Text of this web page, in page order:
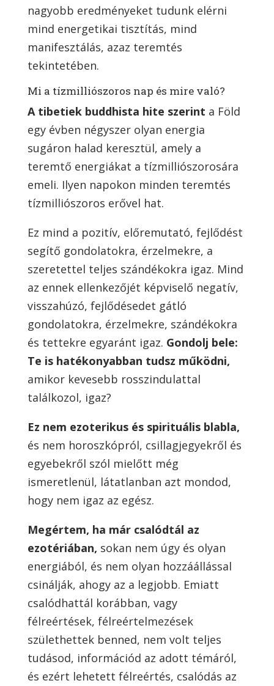
nagyobb eredményeket tudunk elérni
mind energetikai tisztítás, mind
manifesztálás, azaz teremtés
tekintetében.
Mi a tízmilliószoros nap és mire való?
A tibetiek buddhista hite szerint a Föld
egy évben négyszer olyan energia
sugáron halad keresztül, amely a
teremtő energiákat a tízmilliószorosára
emeli. Ilyen napokon minden teremtés
tízmilliószoros erővel hat.
Ez mind a pozitív, előremutató, fejlődést
segítő gondolatokra, érzelmekre, a
szeretettel teljes szándékokra igaz. Mind
az ennek ellenkezőjét képviselő negatív,
visszahúzó, fejlődésedet gátló
gondolatokra, érzelmekre, szándékokra
és tettekre egyaránt igaz. Gondolj bele:
Te is hatékonyabban tudsz működni,
amikor kevesebb rosszindulattal
találkozol, igaz?
Ez nem ezoterikus és spirituális blabla,
és nem horoszkópról, csillagjegyekről és
egyebekről szól mielőtt még
ismeretlenül, látatlanban azt mondod,
hogy nem igaz az egész.
Megértem, ha már csalódtál az
ezotériában, sokan nem úgy és olyan
energiából, és nem olyan hozzáállással
csinálják, ahogy az a legjobb. Emiatt
csalódhattál korábban, vagy
félreértések, félreértelmezések
születhettek benned, nem volt teljes
tudásod, információd az adott témáról,
és ezért lehetett félreértés, csalódás az